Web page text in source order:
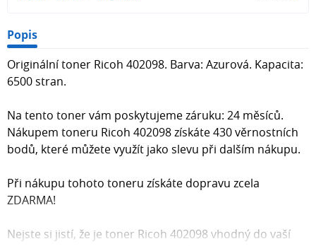
Popis
Originální toner Ricoh 402098. Barva: Azurová. Kapacita:
6500 stran.
Na tento toner vám poskytujeme záruku: 24 měsíců.
Nákupem toneru Ricoh 402098 získáte 430 věrnostních
bodů, které můžete využít jako slevu při dalším nákupu.
Při nákupu tohoto toneru získáte dopravu zcela
ZDARMA!
Nejste si jistí, že je toner Ricoh 402098 vhodný do vaší